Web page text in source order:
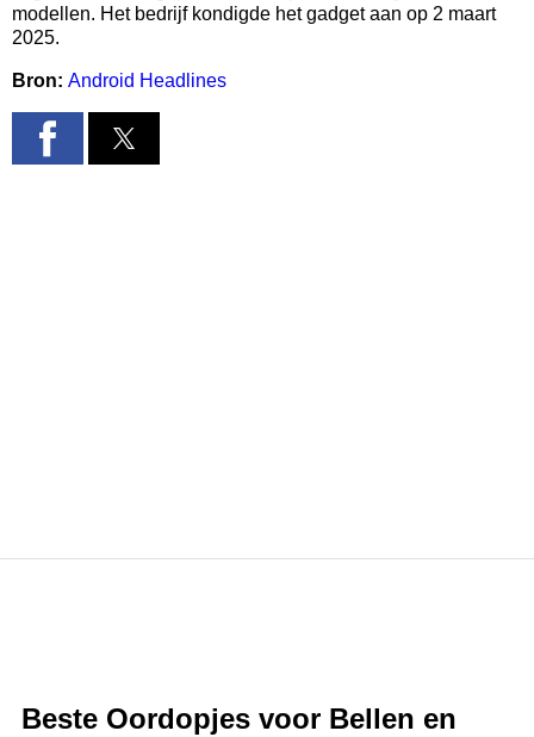
modellen. Het bedrijf kondigde het gadget aan op 2 maart
2025.
Bron: Android Headlines